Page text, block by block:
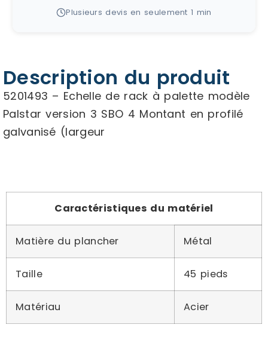
Plusieurs devis en seulement 1 min
Description du produit
5201493 – Echelle de rack à palette modèle
Palstar version 3 SBO 4 Montant en profilé
galvanisé (largeur
Caractéristiques du matériel
Matière du plancher Métal
Taille 45 pieds
Matériau Acier